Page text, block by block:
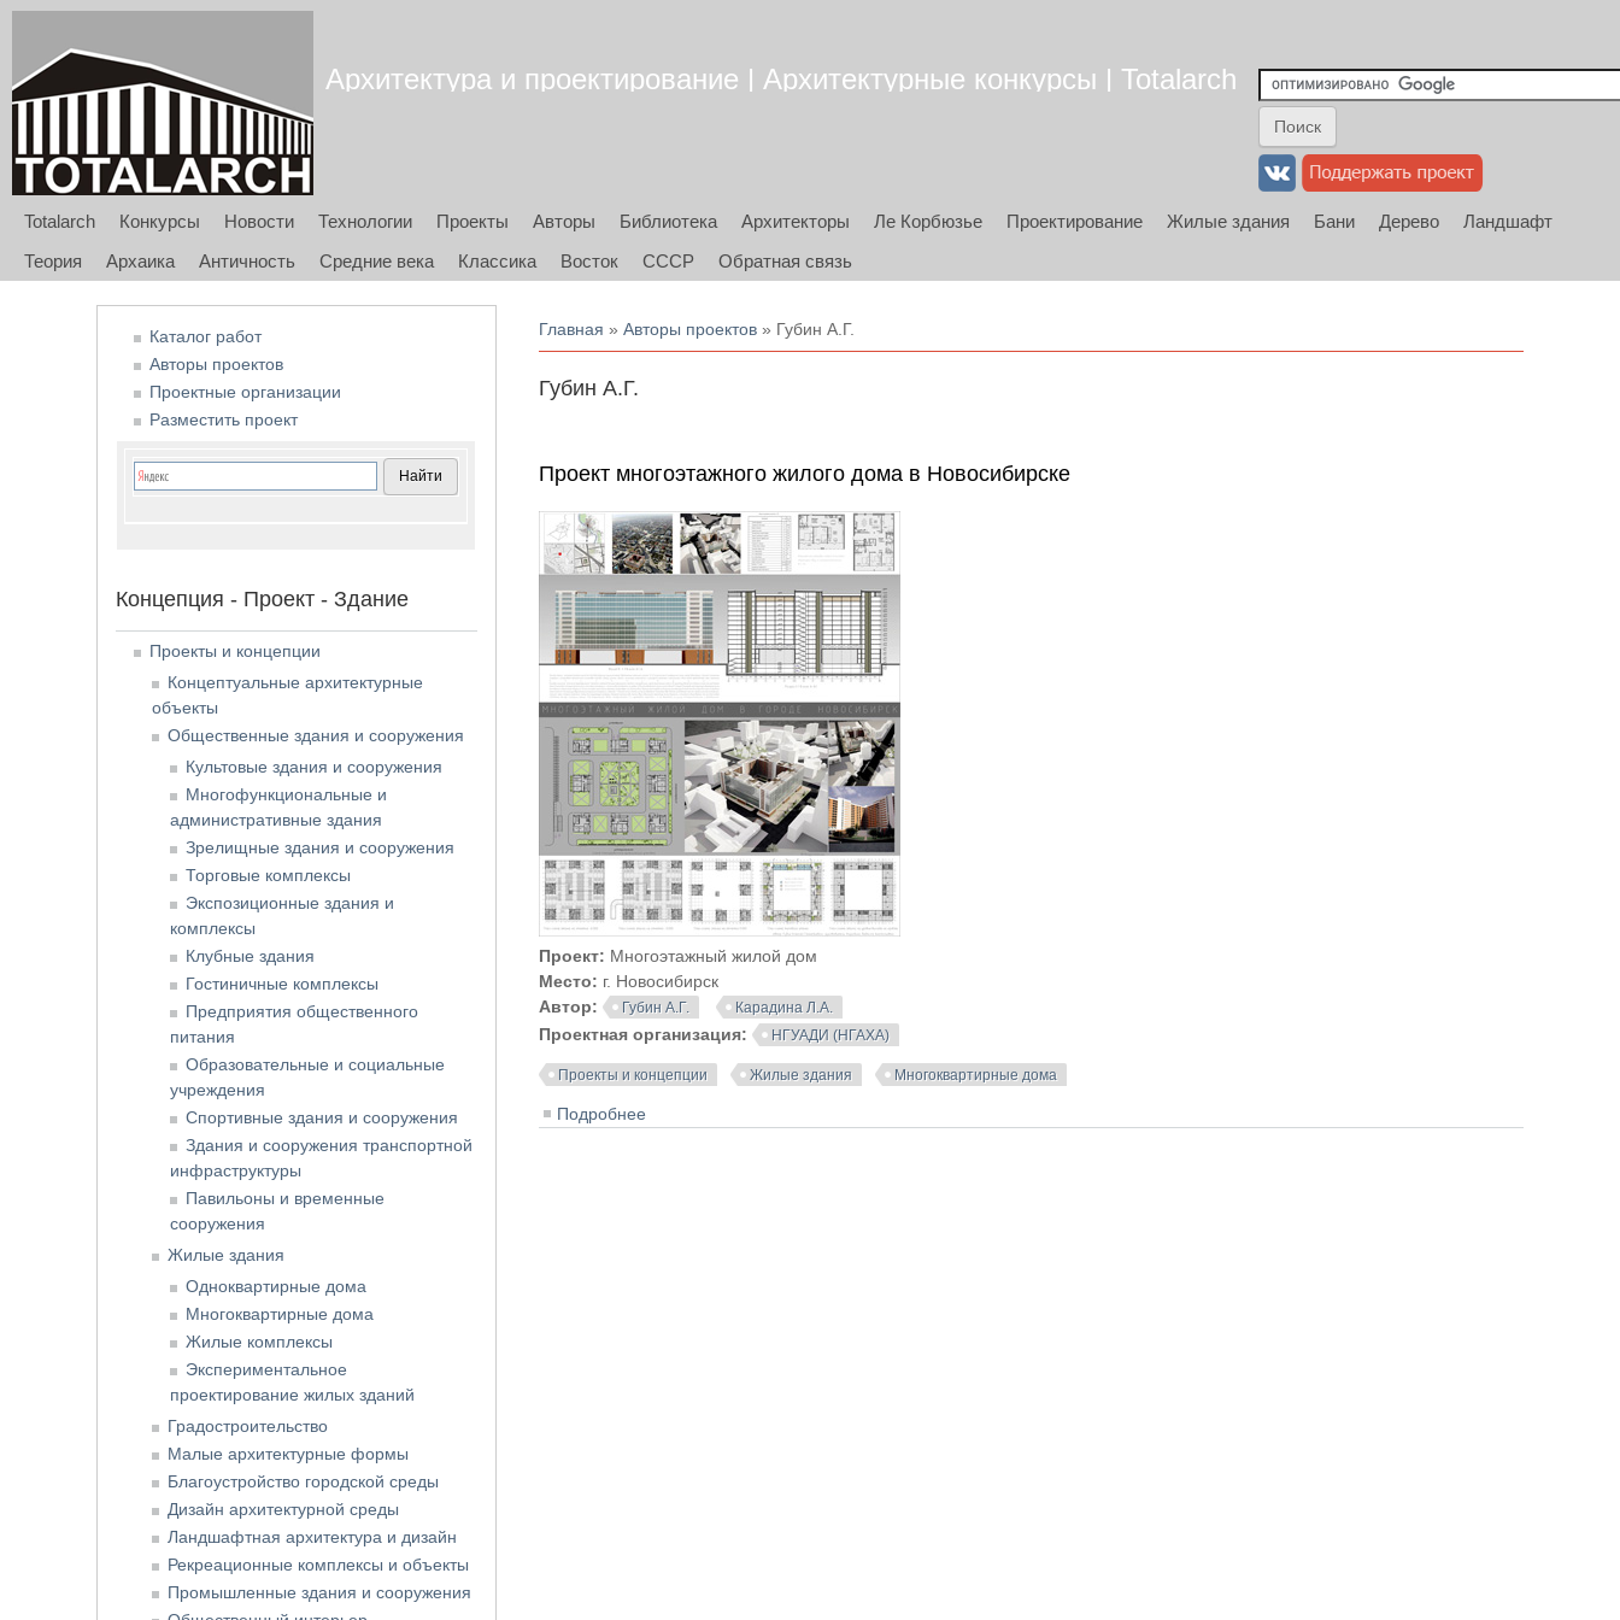
Архитектура и проектирование | Архитектурные конкурсы | Totalarch
Totalarch Конкурсы Новости Технологии Проекты Авторы Библиотека Архитекторы Ле Корбюзье Проектирование Жилые здания Бани Дерево
Ландшафт
Теория
Архаика Античность Средние века Классика Восток СССР Обратная связь
Вы здесь
Главная »Авторы проектов » Губин А.Г.
Губин А.Г.
Проект многоэтажного жилого дома в Новосибирске
Проект: Многоэтажный жилой дом
Место: г. Новосибирск
Автор:
Губин А.Г. Карадина Л.А.
Проектная организация: НГУАДИ (НГАХА)
Проекты и концепции Жилые здания Многоквартирные дома
Подробнее
Каталог работ
Авторы проектов
Проектные организации
Разместить проект
Концепция - Проект - Здание
Проекты и концепции
Концептуальные архитектурные
объекты
Общественные здания и сооружения
Культовые здания и сооружения
Многофункциональные и
административные здания
Зрелищные здания и сооружения
Торговые комплексы
Экспозиционные здания и
комплексы
Клубные здания
Гостиничные комплексы
Предприятия общественного
питания
Образовательные и социальные
учреждения
Спортивные здания и сооружения
Здания и сооружения транспортной
инфраструктуры
Павильоны и временные
сооружения
Жилые здания
Одноквартирные дома
Многоквартирные дома
Жилые комплексы
Экспериментальное
проектирование жилых зданий
Градостроительство
Малые архитектурные формы
Благоустройство городской среды
Дизайн архитектурной среды
Ландшафтная архитектура и дизайн
Рекреационные комплексы и объекты
Промышленные здания и сооружения